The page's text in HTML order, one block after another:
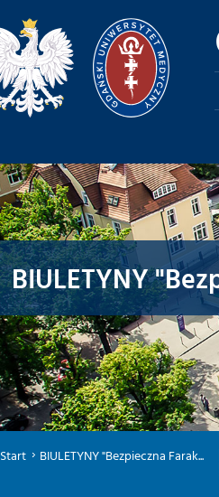
BIULETYNY
Start BIULETYNY "Bezpieczna Farak...